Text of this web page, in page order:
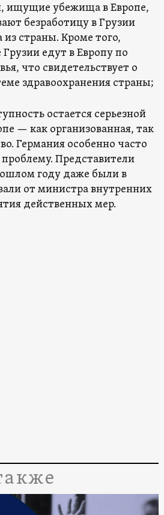
ищущие убежища в Европе,
безработицу в Грузии
страны. Кроме того,
едут в Европу по
что свидетельствует о
здравоохранения страны;
остается серьезной
— как организованная, так
Германия особенно часто
Представители
году даже были в
от министра внутренних
действенных мер.